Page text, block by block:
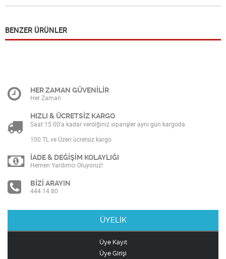
BENZER ÜRÜNLER
HER ZAMAN GÜVENİLİR
Her Zaman
HIZLI & ÜCRETSİZ KARGO
Saat 15:00’a kadar verdiğiniz siparişler aynı gün kargoda.
100 TL ve Üzeri ücretsiz kargo
İADE & DEĞİŞİM KOLAYLIĞI
Hemen Yardımcı Oluyoruz!
BİZİ ARAYIN
444 14 80
ÜYELİK
Üye Kayıt
Üye Girişi